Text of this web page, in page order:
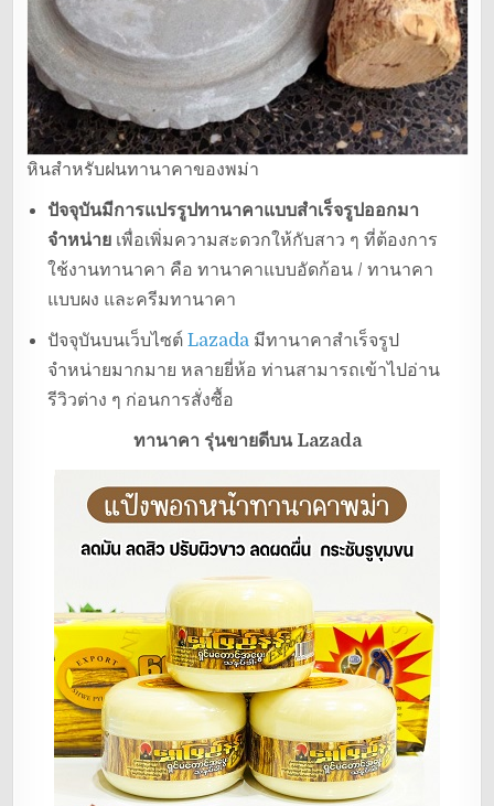
หินสำหรับฝนทานาคาของพม่า
ปัจจุบันมีการแปรรูปทานาคาแบบสำเร็จรูปออกมา
จำหน่าย เพื่อเพิ่มความสะดวกให้กับสาว ๆ ที่ต้องการ
ใช้งานทานาคา คือ ทานาคาแบบอัดก้อน / ทานาคา
แบบผง และครีมทานาคา
ปัจจุบันบนเว็บไซต์Lazada มีทานาคาสำเร็จรูป
จำหน่ายมากมาย หลายยี่ห้อ ท่านสามารถเข้าไปอ่าน
รีวิวต่าง ๆ ก่อนการสั่งซื้อ
ทานาคา รุ่นขายดีบน Lazada